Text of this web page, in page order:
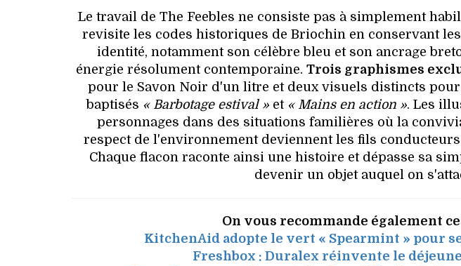
Le travail de The Feebles ne consiste pas à simplement
revisite les codes historiques de Briochin en conservant
identité, notamment son célèbre bleu et son ancrage
énergie résolument contemporaine. Trois graphismes
pour le Savon Noir d'un litre et deux visuels distincts
baptisés « Barbotage estival » et « Mains en action ». Les
personnages dans des situations familières où la
respect de l'environnement deviennent les fils
Chaque flacon raconte ainsi une histoire et dépasse sa
devenir un objet auquel on
On vous recommande également
KitchenAid adopte le vert « Spearmint » pour
Freshbox : Duralex réinvente le